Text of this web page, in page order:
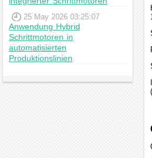
25 May 2026 03:25:07
Anwendung Hybrid
Schrittmotoren in
automatisierten
Produktionslinien